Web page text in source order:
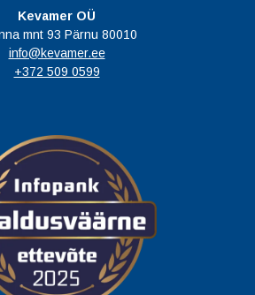
Kevamer OÜ
mnt 93 Pärnu 80010
info@kevamer.ee
+372 509 0599